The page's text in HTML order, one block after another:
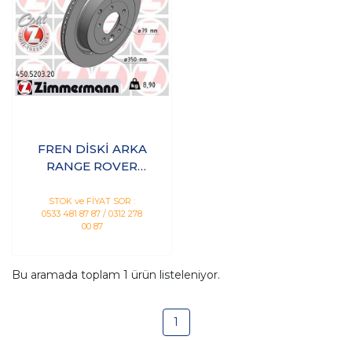
FREN DİSKİ ARKA
RANGE ROVER
DISCOVERY 4 L319
09>18
STOK ve FİYAT SOR :
0533 481 87 87 / 0312 278
00 87
Bu aramada toplam 1 ürün listeleniyor.
1